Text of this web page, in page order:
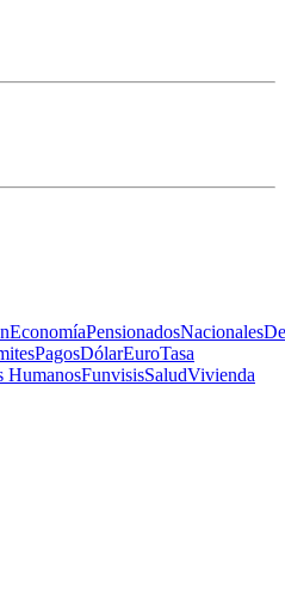
EconomíaPensionadosNacionales
PagosDólarEuroTasa
HumanosFunvisisSaludVivienda